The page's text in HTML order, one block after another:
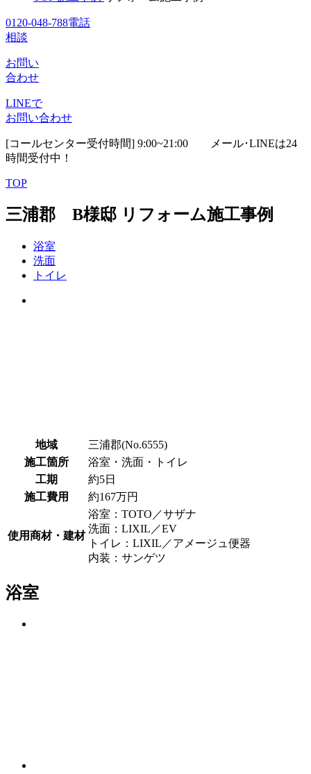
0120-048-788電話
相談
お問い
合わせ
LINEで
お問い合わせ
[コールセンター受付時間] 9:00~21:00 メール･LINEは24
時間受付中！
TOP
三浦郡 B様邸 リフォーム施工事例
浴室
洗面
トイレ
地域
三浦郡(No.6555)
施工箇所
浴室・洗面・トイレ
工期
約5日
施工費用
約167万円
使用商材・建材
浴室：TOTO／サザナ
洗面：LIXIL／EV
トイレ：LIXIL／アメージュ便器
内装：サンゲツ
浴室